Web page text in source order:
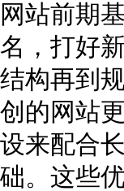
网站前期
名，打好
结构再到
创的网站
设来配合
础。这些